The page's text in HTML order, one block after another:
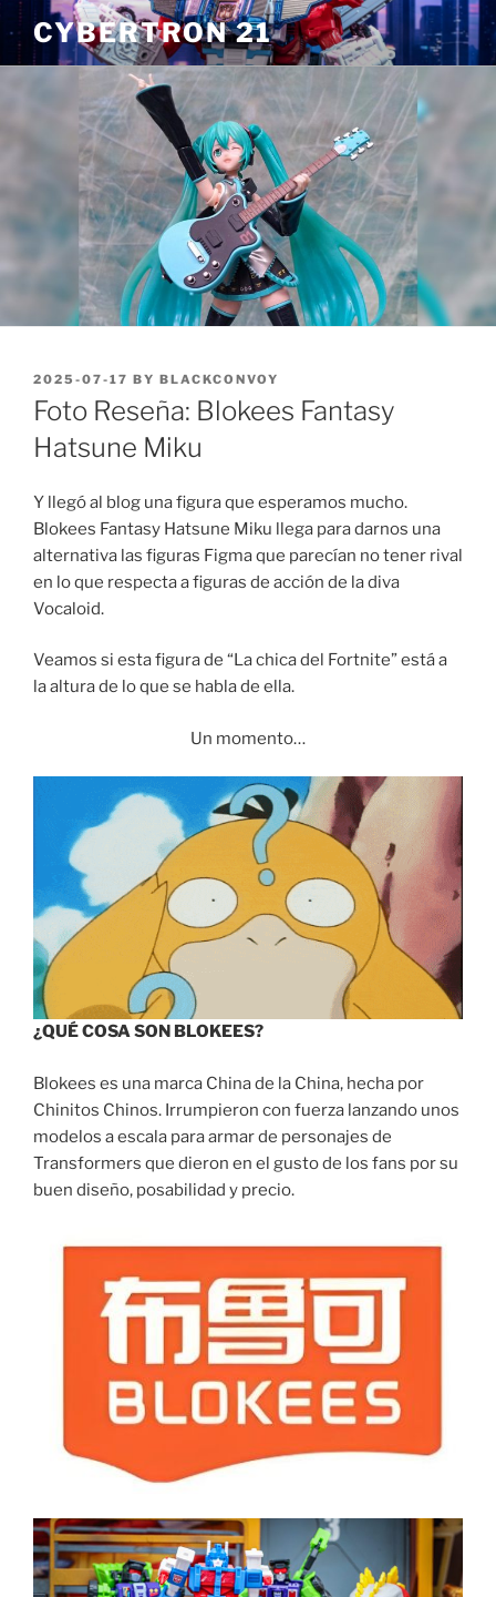
Skip
to
content
CYBERTRON 21
POSTED
ON
2025-07-17 BY BLACKCONVOY
Foto Reseña: Blokees Fantasy
Hatsune Miku
Y llegó al blog una figura que esperamos mucho.
Blokees Fantasy Hatsune Miku llega para darnos una
alternativa las figuras Figma que parecían no tener rival
en lo que respecta a figuras de acción de la diva
Vocaloid.
Veamos si esta figura de “La chica del Fortnite” está a
la altura de lo que se habla de ella.
Un momento…
¿QUÉ COSA SON BLOKEES?
Blokees es una marca China de la China, hecha por
Chinitos Chinos. Irrumpieron con fuerza lanzando unos
modelos a escala para armar de personajes de
Transformers que dieron en el gusto de los fans por su
buen diseño, posabilidad y precio.